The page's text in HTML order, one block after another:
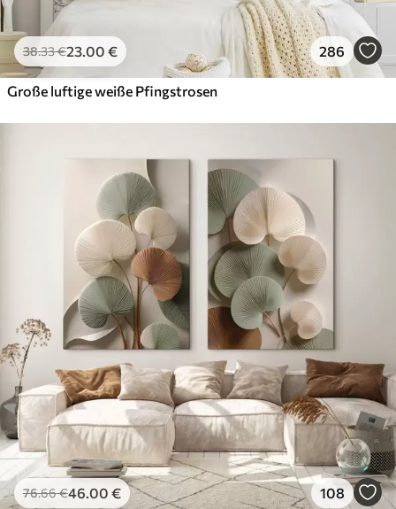
38.33€23.00 € 286
Große luftige weiße Pfingstrosen
76.66€46.00 € 108